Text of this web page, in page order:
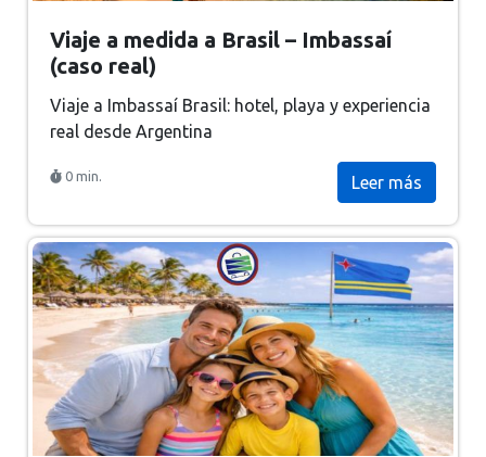
Viaje a medida a Brasil – Imbassaí
(caso real)
Viaje a Imbassaí Brasil: hotel, playa y experiencia
real desde Argentina
0 min. Leer más